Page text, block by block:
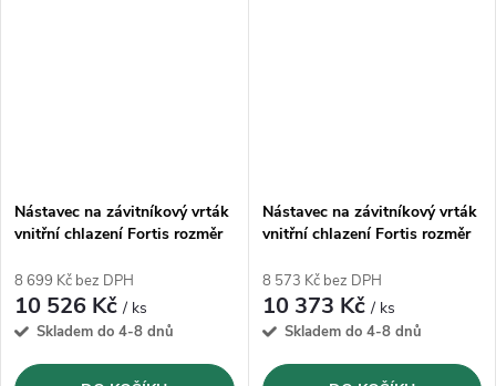
Nástavec na závitníkový vrták
vnitřní chlazení Fortis rozměr
8 699 Kč bez DPH
10 526 Kč/ ks
Skladem do 4-8 dnů
Nástavec na závitníkový vrták
vnitřní chlazení Fortis rozměr
8 573 Kč bez DPH
10 373 Kč/ ks
Skladem do 4-8 dnů